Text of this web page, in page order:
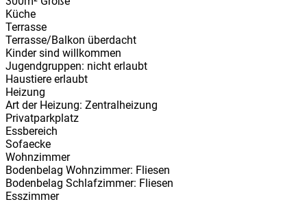
Küche
Terrasse
Terrasse/Balkon überdacht
Kinder sind willkommen
Jugendgruppen: nicht erlaubt
Haustiere erlaubt
Heizung
Art der Heizung: Zentralheizung
Privatparkplatz
Essbereich
Sofaecke
Wohnzimmer
Bodenbelag Wohnzimmer: Fliesen
Bodenbelag Schlafzimmer: Fliesen
Esszimmer